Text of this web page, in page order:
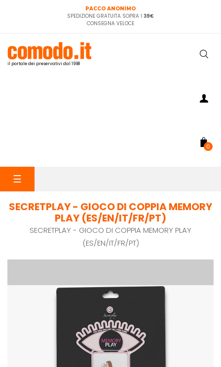
PACCO ANONIMO
SPEDIZIONE GRATUITA SOPRA I 39€
CONSEGNA VELOCE
il portale dei preservativi dal 1998
0
navigazione
☰
SECRETPLAY - GIOCO DI COPPIA MEMORY
PLAY (ES/EN/IT/FR/PT)
SECRETPLAY - GIOCO DI COPPIA MEMORY PLAY
(ES/EN/IT/FR/PT)